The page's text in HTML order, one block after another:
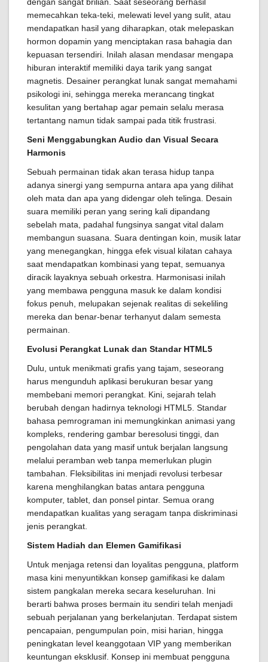
memecahkan teka-teki, melewati level yang sulit, atau
mendapatkan hasil yang diharapkan, otak melepaskan
hormon dopamin yang menciptakan rasa bahagia dan
kepuasan tersendiri. Inilah alasan mendasar mengapa
hiburan interaktif memiliki daya tarik yang sangat
magnetis. Desainer perangkat lunak sangat memahami
psikologi ini, sehingga mereka merancang tingkat
kesulitan yang bertahap agar pemain selalu merasa
tertantang namun tidak sampai pada titik frustrasi.
Seni Menggabungkan Audio dan Visual Secara
Harmonis
Sebuah permainan tidak akan terasa hidup tanpa
adanya sinergi yang sempurna antara apa yang dilihat
oleh mata dan apa yang didengar oleh telinga. Desain
suara memiliki peran yang sering kali dipandang
sebelah mata, padahal fungsinya sangat vital dalam
membangun suasana. Suara dentingan koin, musik latar
yang menegangkan, hingga efek visual kilatan cahaya
saat mendapatkan kombinasi yang tepat, semuanya
diracik layaknya sebuah orkestra. Harmonisasi inilah
yang membawa pengguna masuk ke dalam kondisi
fokus penuh, melupakan sejenak realitas di sekeliling
mereka dan benar-benar terhanyut dalam semesta
permainan.
Evolusi Perangkat Lunak dan Standar HTML5
Dulu, untuk menikmati grafis yang tajam, seseorang
harus mengunduh aplikasi berukuran besar yang
membebani memori perangkat. Kini, sejarah telah
berubah dengan hadirnya teknologi HTML5. Standar
bahasa pemrograman ini memungkinkan animasi yang
kompleks, rendering gambar beresolusi tinggi, dan
pengolahan data yang masif untuk berjalan langsung
melalui peramban web tanpa memerlukan plugin
tambahan. Fleksibilitas ini menjadi revolusi terbesar
karena menghilangkan batas antara pengguna
komputer, tablet, dan ponsel pintar. Semua orang
mendapatkan kualitas yang seragam tanpa diskriminasi
jenis perangkat.
Sistem Hadiah dan Elemen Gamifikasi
Untuk menjaga retensi dan loyalitas pengguna, platform
masa kini menyuntikkan konsep gamifikasi ke dalam
sistem pangkalan mereka secara keseluruhan. Ini
berarti bahwa proses bermain itu sendiri telah menjadi
sebuah perjalanan yang berkelanjutan. Terdapat sistem
pencapaian, pengumpulan poin, misi harian, hingga
peningkatan level keanggotaan VIP yang memberikan
keuntungan eksklusif. Konsep ini membuat pengguna